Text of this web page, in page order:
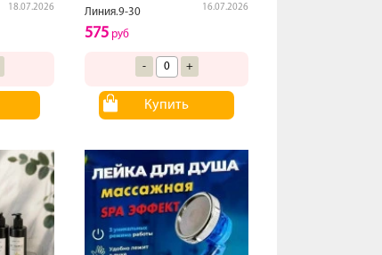
18.07.2026
Линия.9-30
16.07.2026
575 руб
- +
Купить